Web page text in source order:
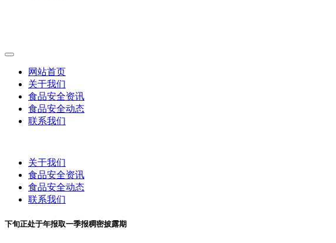
网站首页
关于我们
食品安全资讯
食品安全动态
联系我们
关于我们
食品安全资讯
食品安全动态
联系我们
下旬正处于年报取一季报稠密披露期